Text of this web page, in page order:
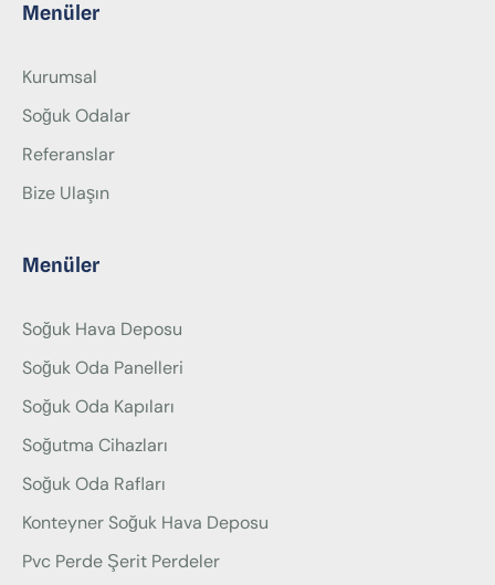
Menüler
Kurumsal
Soğuk Odalar
Referanslar
Bize Ulaşın
Menüler
Soğuk Hava Deposu
Soğuk Oda Panelleri
Soğuk Oda Kapıları
Soğutma Cihazları
Soğuk Oda Rafları
Konteyner Soğuk Hava Deposu
Pvc Perde Şerit Perdeler